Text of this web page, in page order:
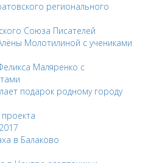
регионального
Союза Писателей
Молотилиной с учениками
Маляренко с
подарок родному городу
в Балаково